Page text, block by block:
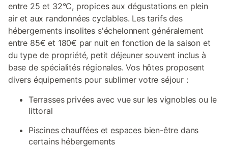
entre 25 et 32°C, propices aux dégustations en plein
air et aux randonnées cyclables. Les tarifs des
hébergements insolites s'échelonnent généralement
entre 85€ et 180€ par nuit en fonction de la saison et
du type de propriété, petit déjeuner souvent inclus à
base de spécialités régionales. Vos hôtes proposent
divers équipements pour sublimer votre séjour :
Terrasses privées avec vue sur les vignobles ou le
littoral
Piscines chauffées et espaces bien-être dans
certains hébergements